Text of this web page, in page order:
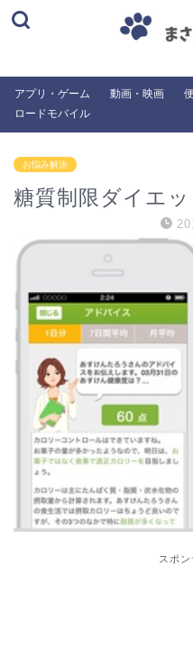
アプリ・ゲーム
ロードモバイル
動画・映画
お悩み解決
糖質制限ダイエ
スポン